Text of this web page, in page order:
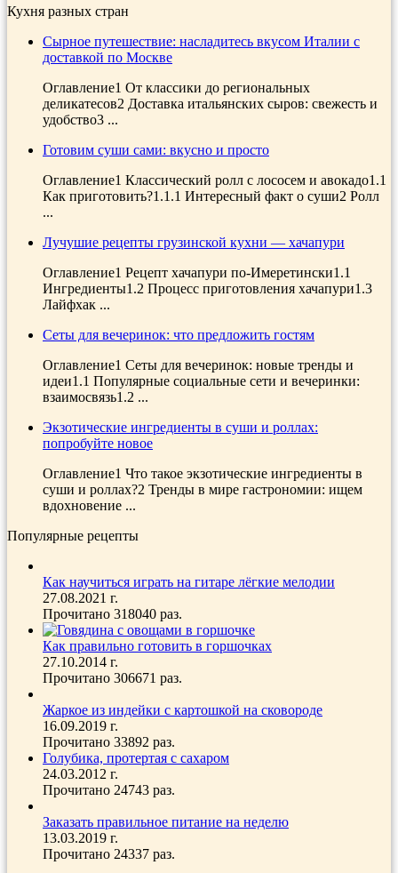
Кухня разных стран
Сырное путешествие: насладитесь вкусом Италии с
доставкой по Москве
Оглавление1 От классики до региональных
деликатесов2 Доставка итальянских сыров: свежесть и
удобство3 ...
Готовим суши сами: вкусно и просто
Оглавление1 Классический ролл с лососем и авокадо1.1
Как приготовить?1.1.1 Интересный факт о суши2 Ролл
...
Лучушие рецепты грузинской кухни — хачапури
Оглавление1 Рецепт хачапури по-Имеретински1.1
Ингредиенты1.2 Процесс приготовления хачапури1.3
Лайфхак ...
Сеты для вечеринок: что предложить гостям
Оглавление1 Сеты для вечеринок: новые тренды и
идеи1.1 Популярные социальные сети и вечеринки:
взаимосвязь1.2 ...
Экзотические ингредиенты в суши и роллах:
попробуйте новое
Оглавление1 Что такое экзотические ингредиенты в
суши и роллах?2 Тренды в мире гастрономии: ищем
вдохновение ...
Популярные рецепты
Как научиться играть на гитаре лёгкие мелодии
27.08.2021 г.
Прочитано 318040 раз.
Как правильно готовить в горшочках
27.10.2014 г.
Прочитано 306671 раз.
Жаркое из индейки с картошкой на сковороде
16.09.2019 г.
Прочитано 33892 раз.
Голубика, протертая с сахаром
24.03.2012 г.
Прочитано 24743 раз.
Заказать правильное питание на неделю
13.03.2019 г.
Прочитано 24337 раз.